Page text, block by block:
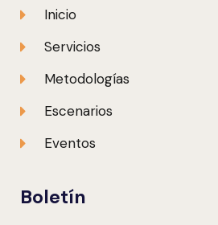
Inicio
Servicios
Metodologías
Escenarios
Eventos
Boletín